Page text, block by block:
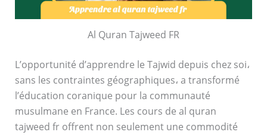
Al Quran Tajweed FR
L’opportunité d’apprendre le Tajwid depuis chez soi،
sans les contraintes géographiques، a transformé
l’éducation coranique pour la communauté
musulmane en France. Les cours de al quran
tajweed fr offrent non seulement une commodité